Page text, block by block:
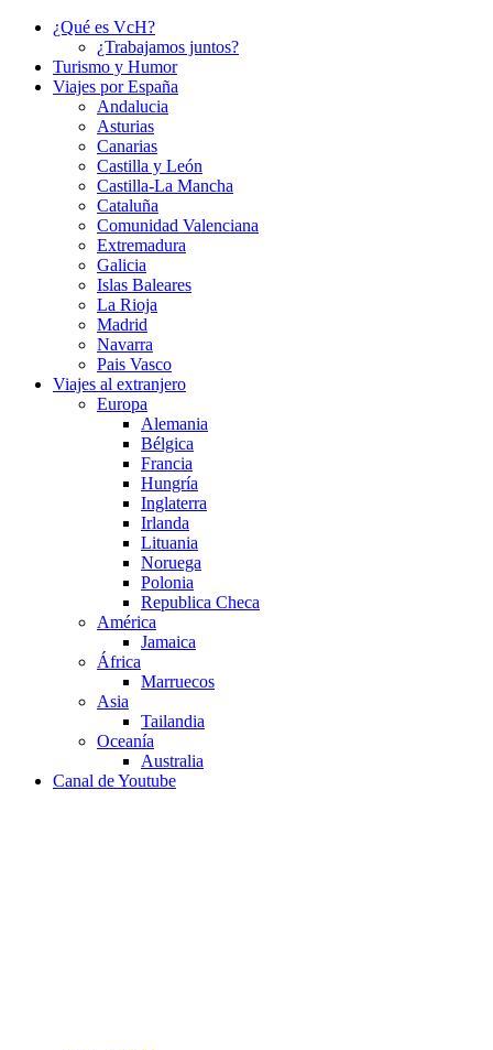
¿Qué es VcH?
¿Trabajamos juntos?
Turismo y Humor
Viajes por España
Andalucia
Asturias
Canarias
Castilla y León
Castilla-La Mancha
Cataluña
Comunidad Valenciana
Extremadura
Galicia
Islas Baleares
La Rioja
Madrid
Navarra
Pais Vasco
Viajes al extranjero
Europa
Alemania
Bélgica
Francia
Hungría
Inglaterra
Irlanda
Lituania
Noruega
Polonia
Republica Checa
América
Jamaica
África
Marruecos
Asia
Tailandia
Oceanía
Australia
Canal de Youtube